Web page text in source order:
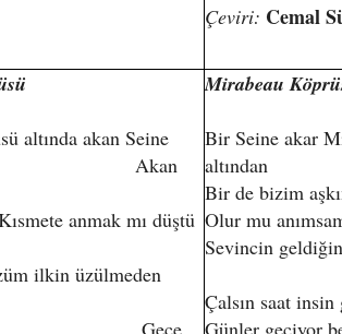
Çeviri: Cemal
altında akan Seine
mı düştü
ilkin üzülmeden
Mirabeau
Bir Seine akar
altından
Bir de bizim
Olur mu
Sevincin
Çalsın saat insin
Günler geçiyor